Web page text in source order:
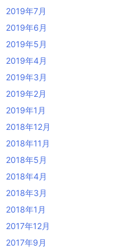
2019年7月
2019年6月
2019年5月
2019年4月
2019年3月
2019年2月
2019年1月
2018年12月
2018年11月
2018年5月
2018年4月
2018年3月
2018年1月
2017年12月
2017年9月